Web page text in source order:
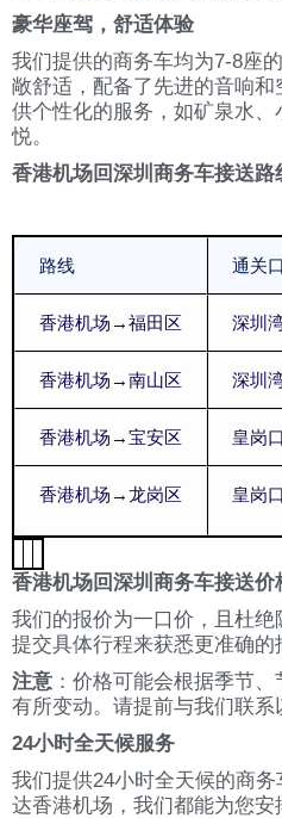
豪华座驾，舒适体验
我们提供的商务车均为7-8座
敞舒适，配备了先进的音响
供个性化的服务，如矿泉水
悦。
香港机场回深圳商务车接送路
路线 通关
香港机场→福田区 深圳
香港机场→南山区 深圳
香港机场→宝安区 皇岗
香港机场→龙岗区 皇岗
香港机场回深圳商务车接送价
我们的报价为一口价，且杜
提交具体行程来获悉更准确的
注意 ：价格可能会根据季节
有所变动。请提前与我们联系
24小时全天候服务
我们提供24小时全天候的商
达香港机场，我们都能为您安